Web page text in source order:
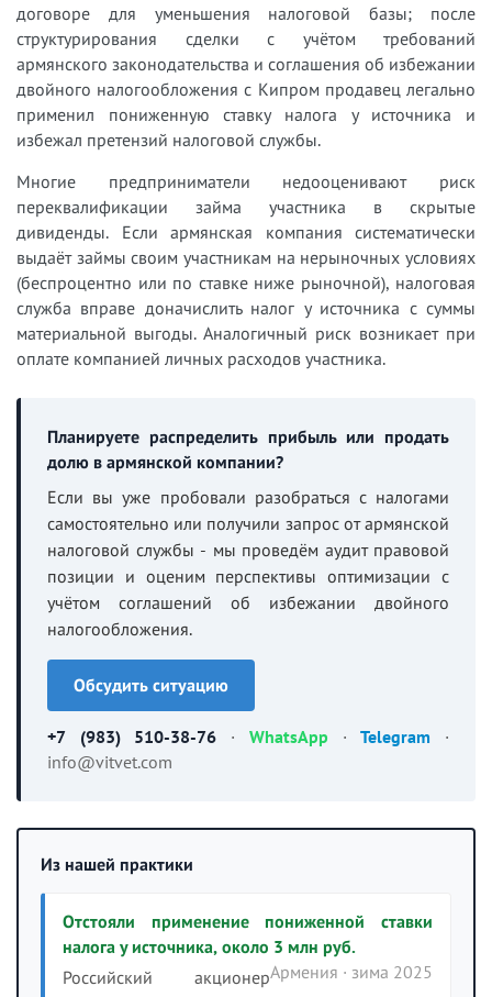
договоре для уменьшения налоговой базы; после
структурирования сделки с учётом требований
армянского законодательства и соглашения об избежании
двойного налогообложения с Кипром продавец легально
применил пониженную ставку налога у источника и
избежал претензий налоговой службы.
Многие предприниматели недооценивают риск
переквалификации займа участника в скрытые
дивиденды. Если армянская компания систематически
выдаёт займы своим участникам на нерыночных условиях
(беспроцентно или по ставке ниже рыночной), налоговая
служба вправе доначислить налог у источника с суммы
материальной выгоды. Аналогичный риск возникает при
оплате компанией личных расходов участника.
Планируете распределить прибыль или продать
долю в армянской компании?
Если вы уже пробовали разобраться с налогами
самостоятельно или получили запрос от армянской
налоговой службы - мы проведём аудит правовой
позиции и оценим перспективы оптимизации с
учётом соглашений об избежании двойного
налогообложения.
Обсудить ситуацию
+7 (983) 510-38-76 · WhatsApp ·Telegram ·
info@vitvet.com
Из нашей практики
Отстояли применение пониженной ставки
налога у источника, около 3 млн руб.
Армения · зима 2025
Российский акционер